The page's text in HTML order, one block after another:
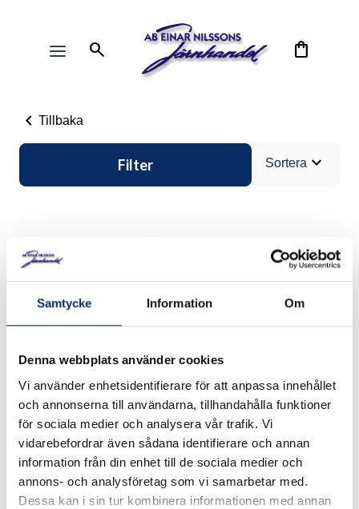
Samtycke Information Om
Denna webbplats använder cookies
Vi använder enhetsidentifierare för att anpassa innehållet
och annonserna till användarna, tillhandahålla funktioner
för sociala medier och analysera vår trafik. Vi
vidarebefordrar även sådana identifierare och annan
information från din enhet till de sociala medier och
annons- och analysföretag som vi samarbetar med.
Dessa kan i sin tur kombinera informationen med annan
search shopping_bag
chevron_left Tillbaka
Filter Sortera expand_more
Bult Rostfri helgängad A-
80
exkl. moms: 1kr